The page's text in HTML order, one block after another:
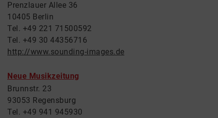
Prenzlauer Allee 36
10405 Berlin
Tel. +49 221 71500592
Tel. +49 30 44356716
http://www.sounding-images.de
Neue Musikzeitung
Brunnstr. 23
93053 Regensburg
Tel. +49 941 945930